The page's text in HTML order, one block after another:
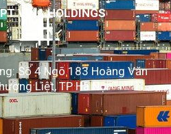
VINA HOLDINGS
Số 4 Ngõ 183 Hoàng Văn
Liệt, TP Hà Nội